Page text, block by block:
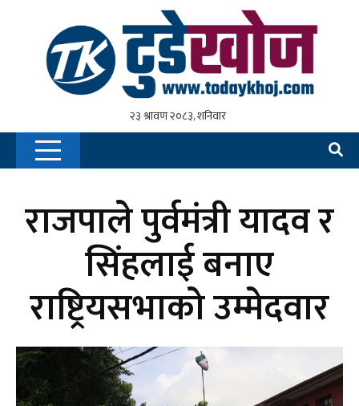
राजपाले पुर्वमंत्री यादव र
सिंहलाई बनाए
राष्ट्रियसभाको उम्मेदवार